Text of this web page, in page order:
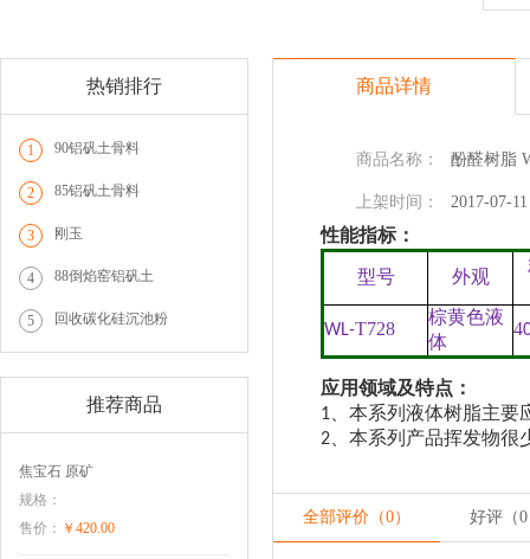
热销排行
1 90铝矾土骨料
2 85铝矾土骨料
3 刚玉
4 88倒焰窑铝矾土
5 回收碳化硅沉池粉
推荐商品
焦宝石 原矿
规格：
售价： ￥420.00
商品详情
商品名称： 酚醛树脂
上架时间： 2017-07-11
性能指标：
型号 外观
WL-T728
棕黄色液
体
4
应用领域及特点：
1、本系列液体树脂主要
2、本系列产品挥发物很
全部评价（0） 好评（0